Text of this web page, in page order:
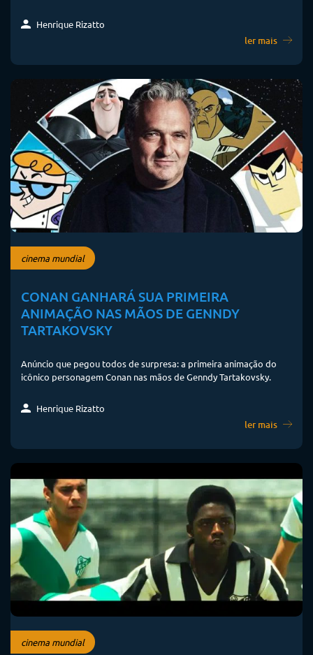
Henrique Rizatto
ler mais
cinema mundial
CONAN GANHARÁ SUA PRIMEIRA
ANIMAÇÃO NAS MÃOS DE GENNDY
TARTAKOVSKY
Anúncio que pegou todos de surpresa: a primeira animação do
icônico personagem Conan nas mãos de Genndy Tartakovsky.
Henrique Rizatto
ler mais
cinema mundial